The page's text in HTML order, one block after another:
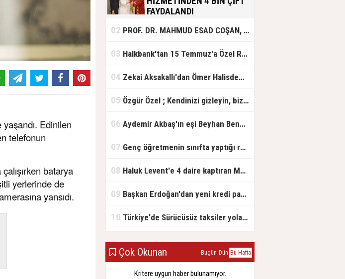
Edinilen
telefonun
batarya
yerlerinde de
yansıdı.
FAYDALANDI
olan gençlere destek amacıyla
başlattığı ücretsiz nikâh hizmetini
başlattıklarını belirten Sultanbeyli
ücretsiz hizmet vermenin
02 PROF. DR. MAHMUD ESAD COŞAN, DOĞUMUNUN HİCRÎ 91. YILINDA ELAZIĞ'DA YÂD EDİLECEK
03 Halkbank'tan 15 Temmuz'a Özel Reklam Filmi: "İrade Bizim, Zafer Bizim"
04 Zekai Aksakallı'dan Ömer Halisdemir'e 'vefa' ziyareti!
05 Özgür Özel ; Kendinizi gizleyin, bizden işaret bekleyin
06 Aydemir Akbaş'ın eşi Beyhan Benek Akbaş hayatını kaybetti
07 Genç öğretmenin sınıfta yaptığı rezil paylaşım
08 Haluk Levent'e 4 daire kaptıran Müteahhit soluğu savcılıkta aldı
09 Başkan Erdoğan'dan yeni kredi paketi müjdesi: 6 ay geri ödemesiz, 36 ay vadeli
10 Türkiye'de Sürücüsüz taksiler yola çıkmaya hazırlanıyor
Çok Okunan Bugün Dün Bu Hafta
Kritere uygun haber bulunamıyor.